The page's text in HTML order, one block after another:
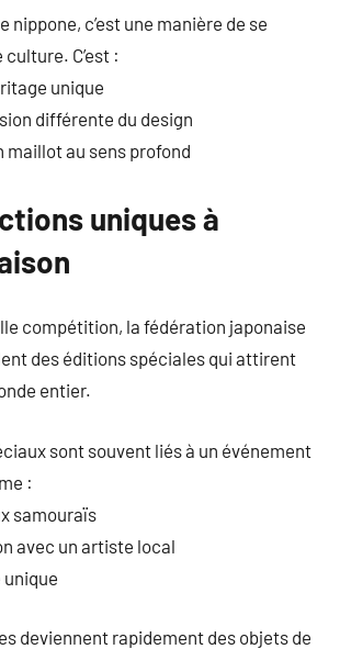
nippone, c’est une manière de se
C’est :
unique
différente du design
maillot au sens profond
uniques à
compétition, la fédération japonaise
des éditions spéciales qui attirent
entier.
sont souvent liés à un événement
:
samouraïs
avec un artiste local
deviennent rapidement des objets de